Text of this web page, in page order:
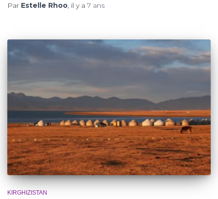
Par Estelle Rhoo, il y a 7 ans
KIRGHIZISTAN